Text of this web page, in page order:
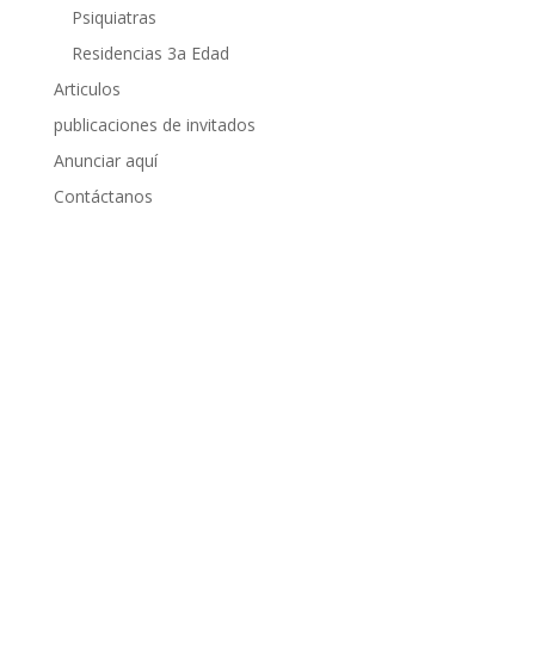
Psiquiatras
Residencias 3a Edad
Articulos
publicaciones de invitados
Anunciar aquí
Contáctanos